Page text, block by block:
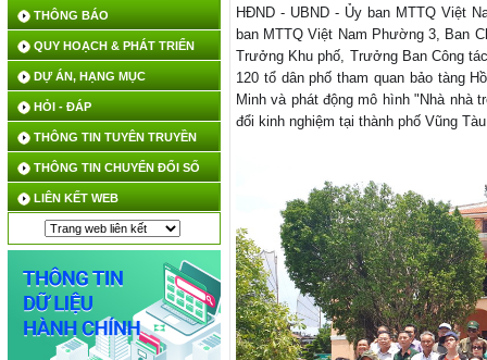
THÔNG BÁO
QUY HOẠCH & PHÁT TRIỂN
DỰ ÁN, HẠNG MỤC
HỎI - ĐÁP
THÔNG TIN TUYÊN TRUYỀN
THÔNG TIN CHUYỂN ĐỔI SỐ
LIÊN KẾT WEB
HĐND - UBND - Ủy ban MTTQ Việt
ban MTTQ Việt Nam Phường 3, Ban
Trưởng Khu phố, Trưởng Ban Công
120 tổ dân phố tham quan bảo tàng
Minh và phátđộng mô hình "Nhà nhà
đổi kinh nghiệm tại thành phố Vũng